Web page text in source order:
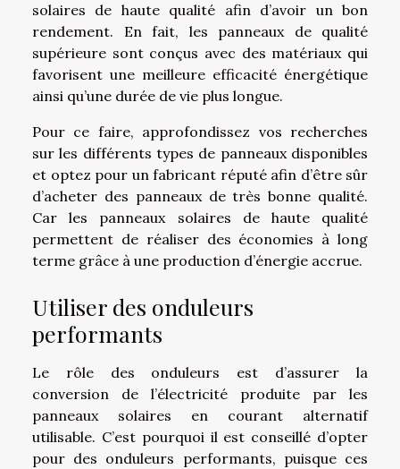
solaires de haute qualité afin d’avoir un bon
rendement. En fait, les panneaux de qualité
supérieure sont conçus avec des matériaux qui
favorisent une meilleure efficacité énergétique
ainsi qu’une durée de vie plus longue.
Pour ce faire, approfondissez vos recherches
sur les différents types de panneaux disponibles
et optez pour un fabricant réputé afin d’être sûr
d’acheter des panneaux de très bonne qualité.
Car les panneaux solaires de haute qualité
permettent de réaliser des économies à long
terme grâce à une production d’énergie accrue.
Utiliser des onduleurs
performants
Le rôle des onduleurs est d’assurer la
conversion de l’électricité produite par les
panneaux solaires en courant alternatif
utilisable. C’est pourquoi il est conseillé d’opter
pour des onduleurs performants, puisque ces